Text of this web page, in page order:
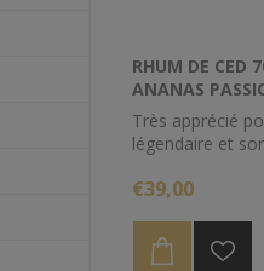
RHUM DE CED
ANANAS
Très apprécié
légendaire et
marie à
dans un rhum
du Paraguay.
€39,00